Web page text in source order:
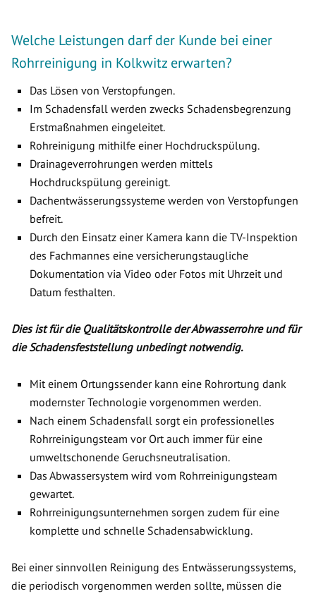
Welche Leistungen darf der Kunde bei einer
Rohrreinigung in Kolkwitz erwarten?
Das Lösen von Verstopfungen.
Im Schadensfall werden zwecks Schadensbegrenzung
Erstmaßnahmen eingeleitet.
Rohreinigung mithilfe einer Hochdruckspülung.
Drainageverrohrungen werden mittels
Hochdruckspülung gereinigt.
Dachentwässerungssysteme werden von Verstopfungen
befreit.
Durch den Einsatz einer Kamera kann die TV-Inspektion
des Fachmannes eine versicherungstaugliche
Dokumentation via Video oder Fotos mit Uhrzeit und
Datum festhalten.
Dies ist für die Qualitätskontrolle der Abwasserrohre und für
die Schadensfeststellung unbedingt notwendig.
Mit einem Ortungssender kann eine Rohrortung dank
modernster Technologie vorgenommen werden.
Nach einem Schadensfall sorgt ein professionelles
Rohrreinigungsteam vor Ort auch immer für eine
umweltschonende Geruchsneutralisation.
Das Abwassersystem wird vom Rohrreinigungsteam
gewartet.
Rohrreinigungsunternehmen sorgen zudem für eine
komplette und schnelle Schadensabwicklung.
Bei einer sinnvollen Reinigung des Entwässerungssystems,
die periodisch vorgenommen werden sollte, müssen die